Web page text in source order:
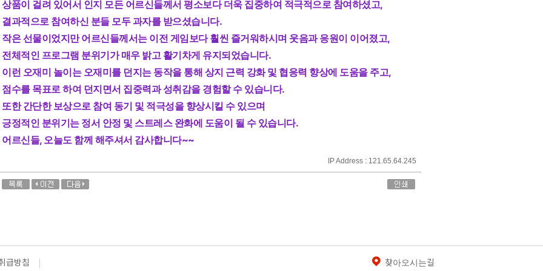
상품이 걸려 있어서 인지 모든 어르신들께서 평소보다 더욱 집중하여 적극적으로 참여하셨고,
결과적으로 참여하신 분들 모두 과자를 받으셨습니다.
작은 선물이었지만 어르신들께서는 이전 게임보다 훨씬 즐거워하시며 웃음과 응원이 이어졌고,
전체적인 프로그램 분위기가 매우 밝고 활기차게 유지되었습니다.
이런 오재미 놀이는 오재미를 던지는 동작을 통해 상지 근력 강화 및 협응력 향상에 도움을 주고,
점수를 목표로 하여 던지면서 집중력과 성취감을 경험할 수 있습니다.
또한간단한 보상으로 참여 동기 및 적극성을 향상시킬 수 있으며
긍정적인 분위기는 정서 안정 및 스트레스 완화에 도움이 될 수 있습니다.
어르신들, 오늘도 함께 해주셔서 감사합니다~~
IP Address : 121.65.64.245
급방침 찾아오시는길